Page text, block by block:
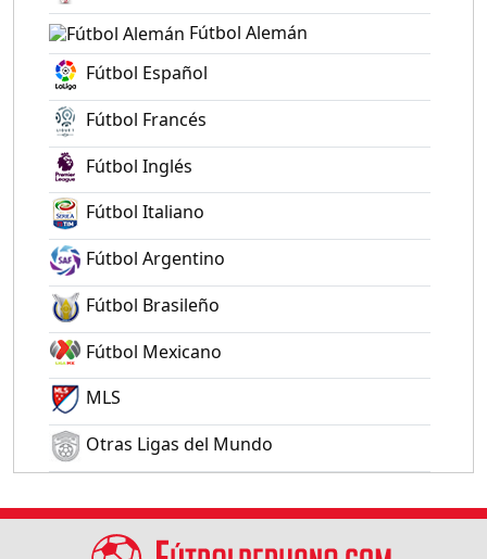
Fútbol Alemán
Fútbol Español
Fútbol Francés
Fútbol Inglés
Fútbol Italiano
Fútbol Argentino
Fútbol Brasileño
Fútbol Mexicano
MLS
Otras Ligas del Mundo